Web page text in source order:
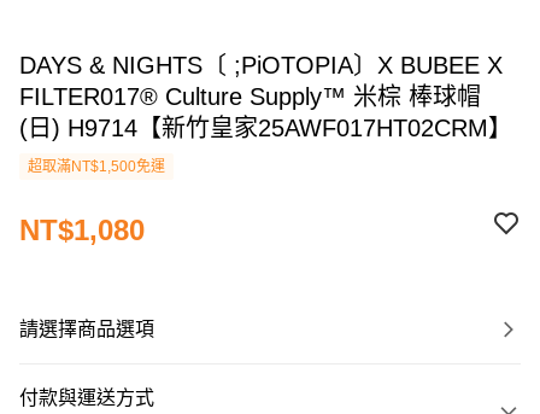
DAYS & NIGHTS〔 ;PiOTOPIA〕X BUBEE X
FILTER017® Culture Supply™ 米棕 棒球帽
(日) H9714【新竹皇家25AWF017HT02CRM】
超取滿NT$1,500免運
NT$1,080
請選擇商品選項
付款與運送方式